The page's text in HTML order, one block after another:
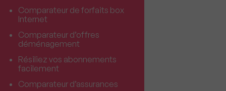
Comparateur de forfaits box
Internet
Comparateur d’offres
déménagement
Résiliez vos abonnements
facilement
Comparateur d’assurances